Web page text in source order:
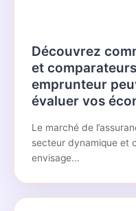
Découvrez
et
emprunteur
évaluer vos
Le marché de
secteur dynamique et
envisage...